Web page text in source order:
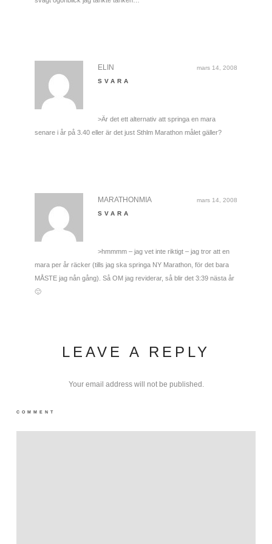
mars 14, 2008
ELIN
SVARA
>Är det ett alternativ att springa en mara
senare i år på 3.40 eller är det just Sthlm Marathon målet gäller?
mars 14, 2008
MARATHONMIA
SVARA
>hmmmm – jag vet inte riktigt – jag tror att en
mara per år räcker (tills jag ska springa NY Marathon, för det bara
MÅSTE jag nån gång). Så OM jag reviderar, så blir det 3:39 nästa år
🙂
LEAVE A REPLY
Your email address will not be published.
COMMENT